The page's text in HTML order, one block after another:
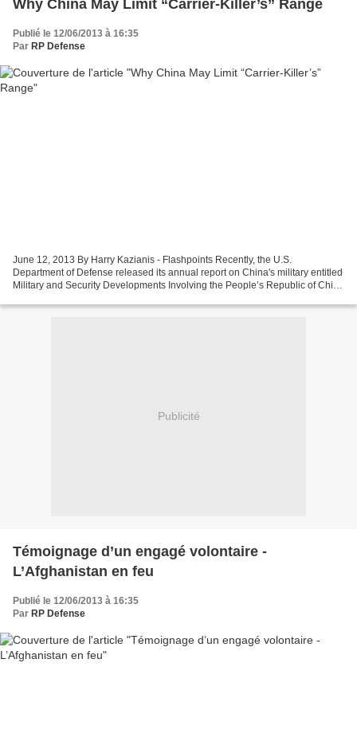
Why China May Limit “Carrier-Killer’s” Range
Publié le 12/06/2013 à 16:35
Par RP Defense
June 12, 2013 By Harry Kazianis - Flashpoints Recently, the U.S.
Department of Defense released its annual report on China's military entitled
Military and Security Developments Involving the People’s Republic of China
Publicité
Témoignage d’un engagé volontaire -
L’Afghanistan en feu
Publié le 12/06/2013 à 16:35
Par RP Defense